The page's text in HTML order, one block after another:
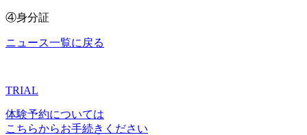
④身分証
ニュース一覧に戻る
TRIAL
体験予約については
こちらからお手続きください